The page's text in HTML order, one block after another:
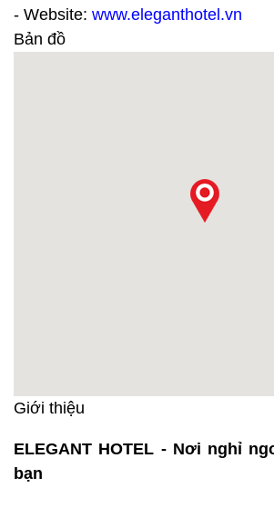
- Website: www.eleganthotel.vn
Bản đồ
Giới thiệu
ELEGANT HOTEL - Nơi nghỉ
bạn